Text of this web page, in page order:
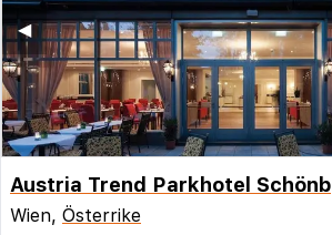
◀︎
Wien, Österrike